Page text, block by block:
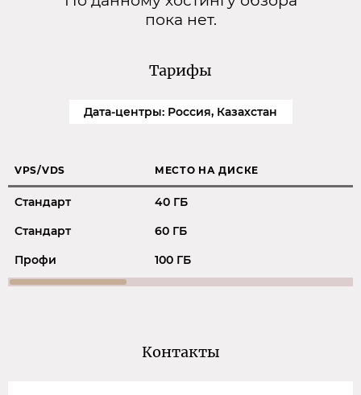
пока нет.
Тарифы
Дата-центры: Россия, Казахстан
VPS/VDS МЕСТО НА ДИСКЕ
Стандарт
40 ГБ
Стандарт
60 ГБ
Профи
100 ГБ
Контакты